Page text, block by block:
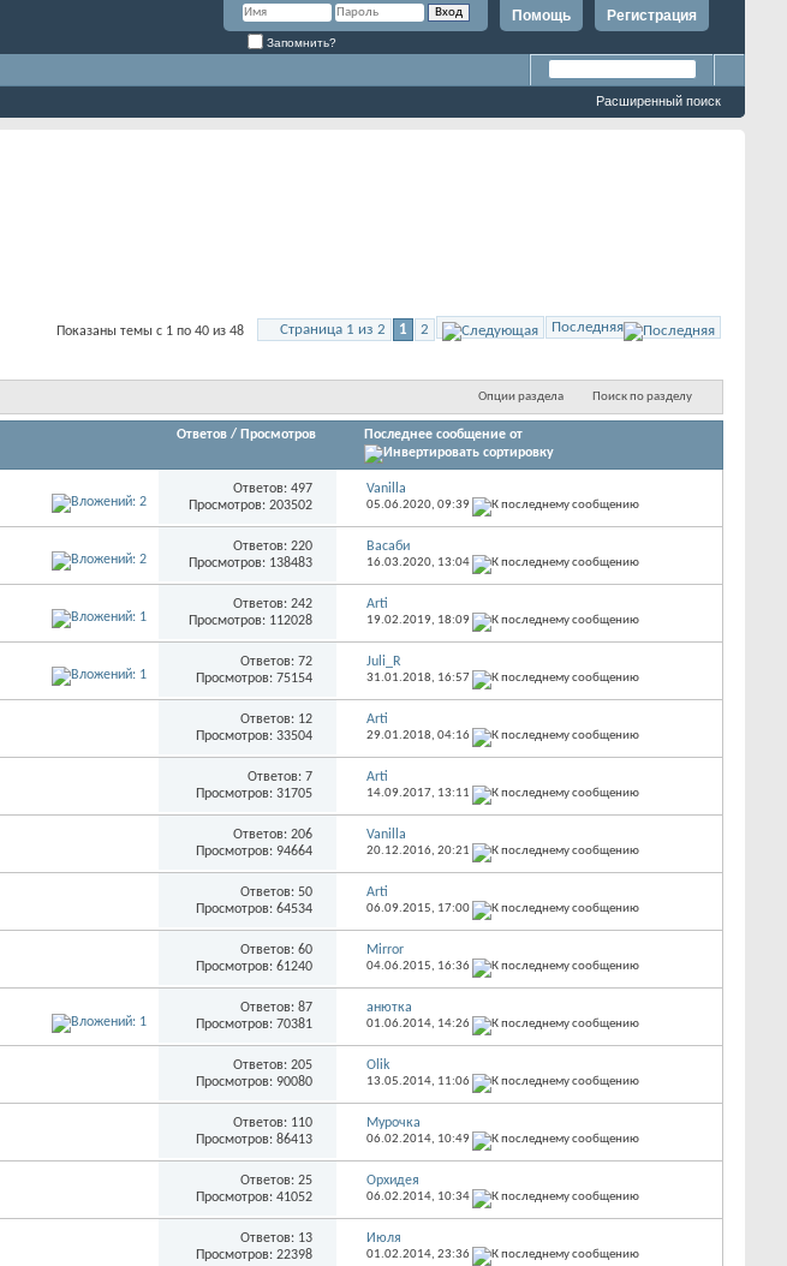
Регистрация
Помощь
Запомнить?
Расширенный поиск
Страница 1 из 2 1 2 Последняя
Показаны темы с 1 по 40 из 48
Опции раздела Поиск по разделу
Ответов / Просмотров Последнее сообщение от
Ответов: 497
Просмотров: 203502
Vanilla
05.06.2020, 09:39
Ответов: 220
Просмотров: 138483
Васаби
16.03.2020, 13:04
Ответов: 242
Просмотров: 112028
Arti
19.02.2019, 18:09
Ответов: 72
Просмотров: 75154
Juli_R
31.01.2018, 16:57
Ответов: 12
Просмотров: 33504
Arti
29.01.2018, 04:16
Ответов: 7
Просмотров: 31705
Arti
14.09.2017, 13:11
Ответов: 206
Просмотров: 94664
Vanilla
20.12.2016, 20:21
Ответов: 50
Просмотров: 64534
Arti
06.09.2015, 17:00
Ответов: 60
Просмотров: 61240
Mirror
04.06.2015, 16:36
Ответов: 87
Просмотров: 70381
анютка
01.06.2014, 14:26
Ответов: 205
Просмотров: 90080
Olik
13.05.2014, 11:06
Ответов: 110
Просмотров: 86413
Мурочка
06.02.2014, 10:49
Ответов: 25
Просмотров: 41052
Орхидея
06.02.2014, 10:34
Ответов: 13
Просмотров: 22398
Июля
01.02.2014, 23:36